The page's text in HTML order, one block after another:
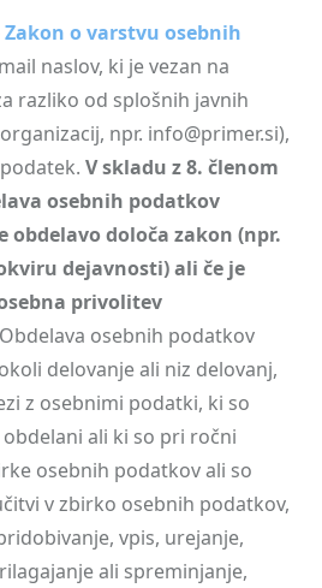
Zakon o varstvu osebnih
naslov, ki je vezan na
razliko od splošnih javnih
npr. info@primer.si),
V skladu z 8. členom
osebnih podatkov
obdelavo določa zakon (npr.
dejavnosti) ali če je
privolitev
osebnih podatkov
delovanje ali niz delovanj,
z osebnimi podatki, ki so
ali ki so pri ročni
osebnih podatkov ali so
v zbirko osebnih podatkov,
vpis, urejanje,
ali spreminjanje,